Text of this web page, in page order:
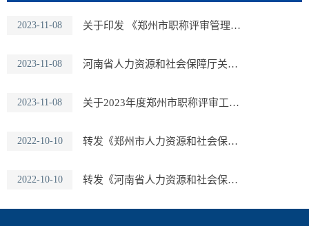
2023-11-08 关于印发 《郑州市职称评审管理暂行办法》的通知
2023-11-08 河南省人力资源和社会保障厅关于2023年度全省职称评审工作有关问
2023-11-08 关于2023年度郑州市职称评审工作有关问题的通知
2022-10-10 转发《郑州市人力资源和社会保障厅关于2022年度郑州市中、高级职
2022-10-10 转发《河南省人力资源和社会保障厅关于2022年度全省职称评审工作